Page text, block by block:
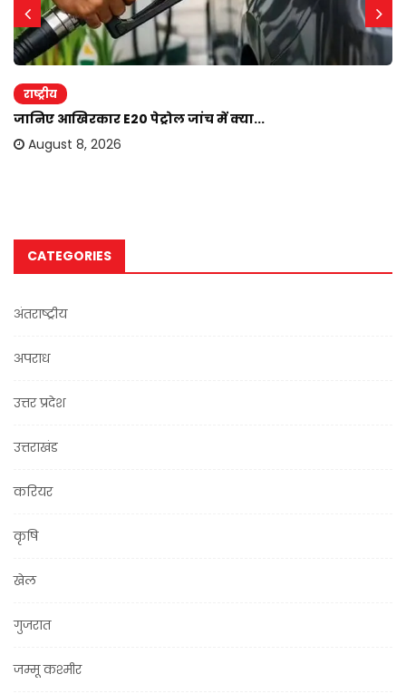
राष्ट्रीय
जानिए आखिरकार E20 पेट्रोल जांच में क्या...
August 8, 2026
CATEGORIES
अंतराष्ट्रीय
अपराध
उत्तर प्रदेश
उत्तराखंड
करियर
कृषि
खेल
गुजरात
जम्मू कश्मीर